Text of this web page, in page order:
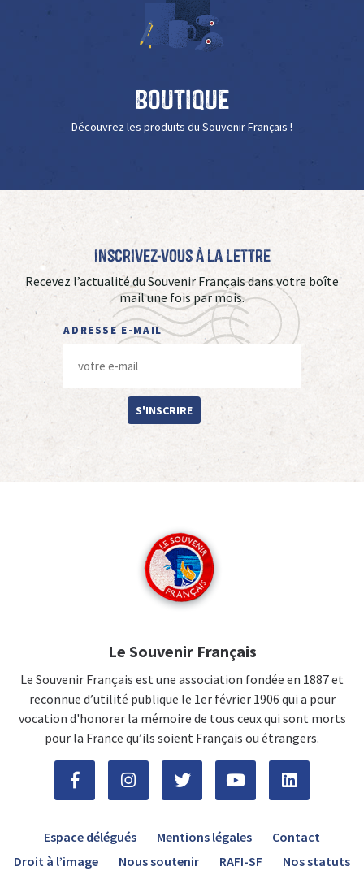
Boutique
Découvrez les produits du Souvenir Français !
Inscrivez-vous à La Lettre
Recevez l’actualité du Souvenir Français dans votre boîte
mail une fois par mois.
ADRESSE E-MAIL
S'INSCRIRE
Le Souvenir Français
Le Souvenir Français est une association fondée en 1887 et
reconnue d’utilité publique le 1er février 1906 qui a pour
vocation d'honorer la mémoire de tous ceux qui sont morts
pour la France qu’ils soient Français ou étrangers.
Espace délégués Mentions légales
Contact
Droit à l’image
Nous soutenir RAFI-SF Nos statuts